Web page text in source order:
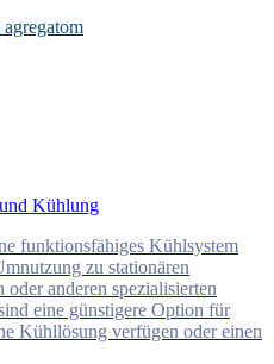
Kühlung
funktionsfähiges Kühlsystem
zu stationären
anderen spezialisierten
eine günstigere Option für
Kühllösung verfügen oder einen